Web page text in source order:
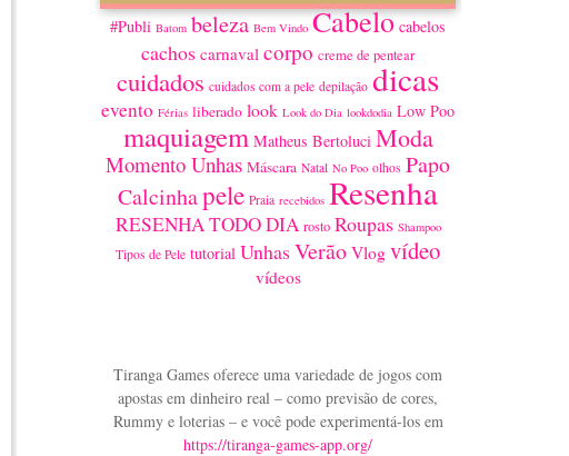
#Publi Batom beleza Bem Vindo Cabelo cabelos
cachos carnaval corpo creme de pentear
cuidados cuidados com a pele depilação dicas
evento Férias liberado look Look do Dia lookdodia Low Poo
maquiagem Matheus Bertoluci Moda
Momento Unhas Máscara Natal No Poo olhos Papo
Calcinhapele Praia recebidos Resenha
RESENHA TODO DIA rosto Roupas Shampoo
Tipos de Pele tutorial Unhas Verão Vlog vídeo
vídeos
Tiranga Games oferece uma variedade de jogos com
apostas em dinheiro real – como previsão de cores,
Rummy e loterias – e você pode experimentá-los em
https://tiranga-games-app.org/